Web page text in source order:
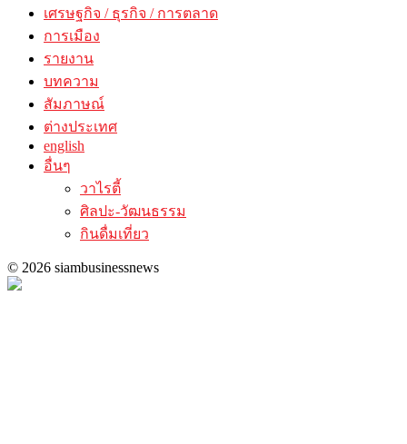
เศรษฐกิจ / ธุรกิจ / การตลาด
การเมือง
รายงาน
บทความ
สัมภาษณ์
ต่างประเทศ
english
อื่นๆ
วาไรตี้
ศิลปะ-วัฒนธรรม
กินดื่มเที่ยว
© 2026 siambusinessnews